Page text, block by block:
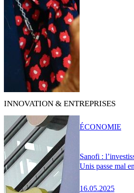
INNOVATION & ENTREPRISES
Sanofi :
Unis passe mal
16.05.2025
ÉCONOMIE